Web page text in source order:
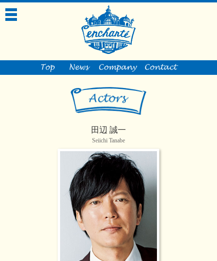
toggle
田辺 誠一
Seiichi Tanabe